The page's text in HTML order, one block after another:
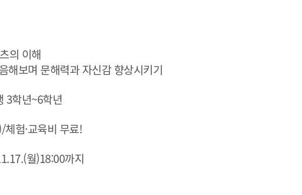
의 이해
해보며 문해력과 자신감 향상시키기
3학년~6학년
험·교육비 무료!
월)18:00까지